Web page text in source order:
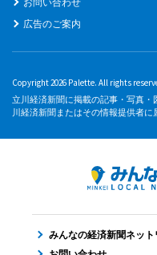
広告のご案内
Copyright 2026 Palette. All rights
立川経済新聞に掲載の記事・写真
川経済新聞またはその情報提供者に
みんなの経済新聞ネット